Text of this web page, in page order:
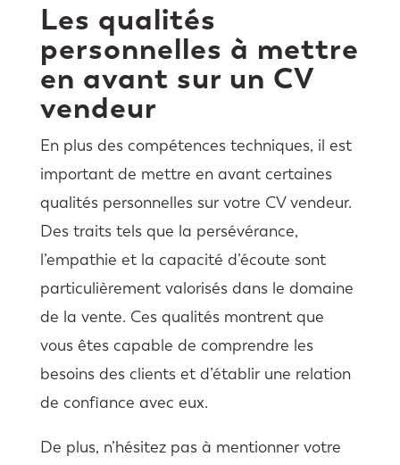
Les qualités
personnelles à mettre
en avant sur un CV
vendeur
En plus des compétences techniques, il est
important de mettre en avant certaines
qualités personnelles sur votre CV vendeur.
Des traits tels que la persévérance,
l’empathie et la capacité d’écoute sont
particulièrement valorisés dans le domaine
de la vente. Ces qualités montrent que
vous êtes capable de comprendre les
besoins des clients et d’établir une relation
de confiance avec eux.
De plus, n’hésitez pas à mentionner votre